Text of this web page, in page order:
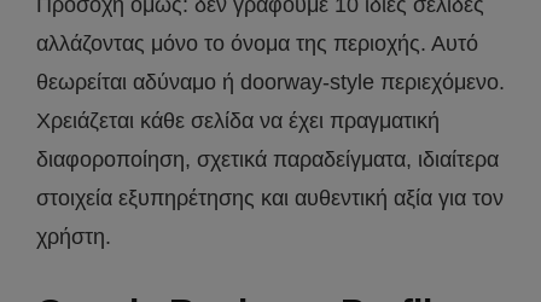
αλλάζοντας μόνο το όνομα της περιοχής. Αυτό
θεωρείται αδύναμο ή doorway-style περιεχόμενο.
Χρειάζεται κάθε σελίδα να έχει πραγματική
διαφοροποίηση, σχετικά παραδείγματα, ιδιαίτερα
στοιχεία εξυπηρέτησης και αυθεντική αξία για τον
χρήστη.